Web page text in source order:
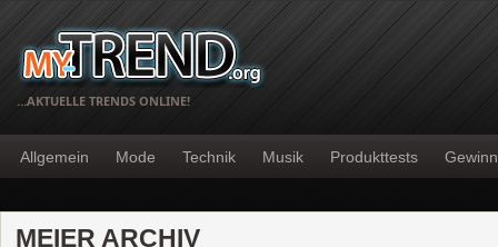
…AKTUELLE TRENDS ONLINE!
Allgemein Mode Technik Musik Produkttests
MEIER ARCHIV